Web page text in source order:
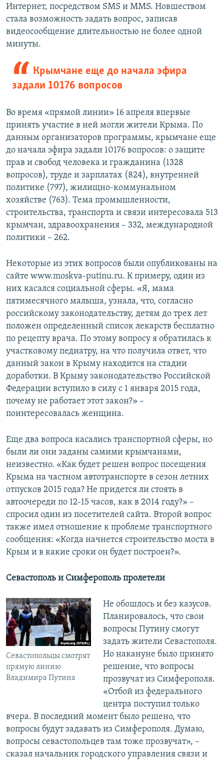
Интернет, посредством SMS и MMS. Новшеством
стала возможность задать вопрос, записав
видеосообщение длительностью не более одной
минуты.
Крымчане еще до начала эфира
задали 10176 вопросов
Во время «прямой линии» 16 апреля впервые
принять участие в ней могли жители Крыма. По
данным организаторов программы, крымчане еще
до начала эфира задали 10176 вопросов: о защите
прав и свобод человека и гражданина (1328
вопросов), труде и зарплатах (824), внутренней
политике (797), жилищно-коммунальном
хозяйстве (763). Тема промышленности,
строительства, транспорта и связи интересовала 513
крымчан, здравоохранения – 332, международной
политики – 262.
Некоторые из этих вопросов были опубликованы на
сайте www.moskva-putinu.ru. К примеру, один из
них касался социальной сферы. «Я, мама
пятимесячного малыша, узнала, что, согласно
российскому законодательству, детям до трех лет
положен определенный список лекарств бесплатно
по рецепту врача. По этому вопросу я обратилась к
участковому педиатру, на что получила ответ, что
данный закон в Крыму находится на стадии
доработки. В Крыму законодательство Российской
Федерации вступило в силу с 1 января 2015 года,
почему не работает этот закон?» –
поинтересовалась женщина.
Еще два вопроса касались транспортной сферы, но
были ли они заданы самими крымчанами,
неизвестно. «Как будет решен вопрос посещения
Крыма на частном автотранспорте в сезон летних
отпусков 2015 года? Не придется ли стоять в
автоочереди по 12-15 часов, как в 2014 году?» –
спросил один из посетителей сайта. Второй вопрос
также имел отношение к проблеме транспортного
сообщения: «Когда начнется строительство моста в
Крым и в какие сроки он будет построен?».
Севастополь и Симферополь пролетели
Севастопольцы смотрят
прямую линию
Владимира Путина
Не обошлось и без казусов.
Планировалось, что свои
вопросы Путину смогут
задать жители Севастополя.
Но накануне было принято
решение, что вопросы
прозвучат из Симферополя.
«Отбой из федерального
центра поступил только
вчера. В последний момент было решено, что
вопросы будут задавать из Симферополя. Думаю,
вопросы севастопольцев там тоже прозвучат», –
сказал начальник городского управления связи и